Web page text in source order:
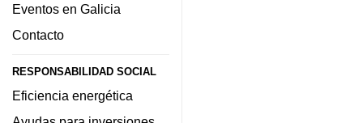
Eventos en Galicia
Contacto
RESPONSABILIDAD SOCIAL
Eficiencia energética